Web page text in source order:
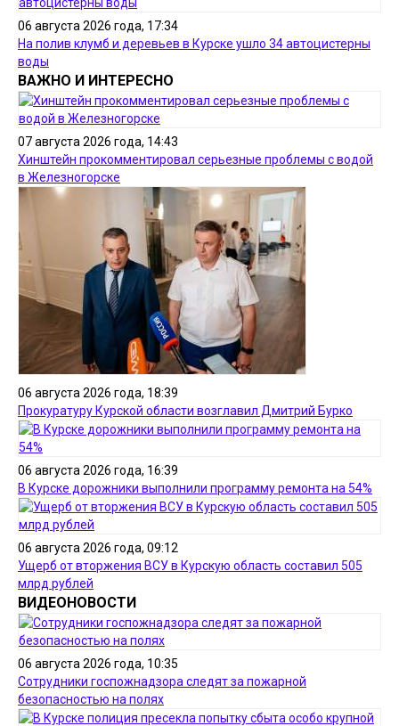
06 августа 2026 года, 17:34
На полив клумб и деревьев в Курске ушло 34 автоцистерны
воды
ВАЖНО И ИНТЕРЕСНО
07 августа 2026 года, 14:43
Хинштейн прокомментировал серьезные проблемы с водой
в Железногорске
06 августа 2026 года, 18:39
Прокуратуру Курской области возглавил Дмитрий Бурко
06 августа 2026 года, 16:39
В Курске дорожники выполнили программу ремонта на 54%
06 августа 2026 года, 09:12
Ущерб от вторжения ВСУ в Курскую область составил 505
млрд рублей
ВИДЕОНОВОСТИ
06 августа 2026 года, 10:35
Сотрудники госпожнадзора следят за пожарной
безопасностью на полях